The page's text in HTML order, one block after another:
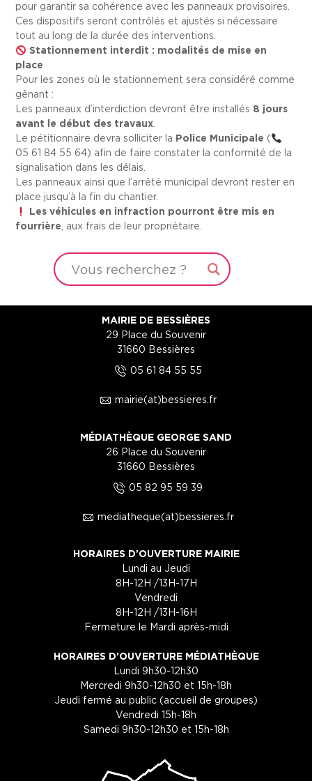
pour garantir sa cohérence avec les panneaux provisoires.
Ces dispositifs seront contrôlés et ajustés si nécessaire
tout au long de la durée des interventions.
Stationnement interdit : modalités de mise en
place
Pour les zones où le stationnement sera considéré comme
gênant :
Les panneaux d’interdiction devront être installés 8 jours
avant le début des travaux
Le pétitionnaire devra solliciter la Police Municipale (
05 61 84 55 64) afin de faire constater la conformité de la
signalisation dans les délais.
Les panneaux ainsi que l’arrêté municipal devront rester en
place jusqu’à la fin du chantier.
Les véhicules en infraction pourront être mis en
fourrière , aux frais de leur propriétaire.
MAIRIE DE BESSIÈRES
29 Place du Souvenir
31660 Bessières
5 05 61 84 55 55
1 mairie(at)bessieres.fr
MÉDIATHÈQUE GEORGE SAND
26 Place du Souvenir
31660 Bessières
5 05 82 95 59 39
1 mediatheque(at)bessieres.fr
HORAIRES D'OUVERTURE MAIRIE
Lundi au Jeudi
8H-12H /13H-17H
Vendredi
8H-12H /13H-16H
Fermeture le Mardi après-midi
HORAIRES D'OUVERTURE MÉDIATHÈQUE
Lundi 9h30-12h30
Mercredi 9h30-12h30 et 15h-18h
Jeudi fermé au public (accueil de groupes)
Vendredi 15h-18h
Samedi 9h30-12h30 et 15h-18h